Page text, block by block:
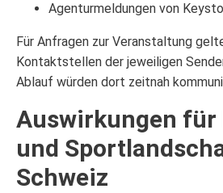
Agenturmeldungen von
Für Anfragen zur Veranstaltung
Kontaktstellen der jeweiligen
Ablauf würden dort zeitnah
Auswirkungen für
und
Schweiz